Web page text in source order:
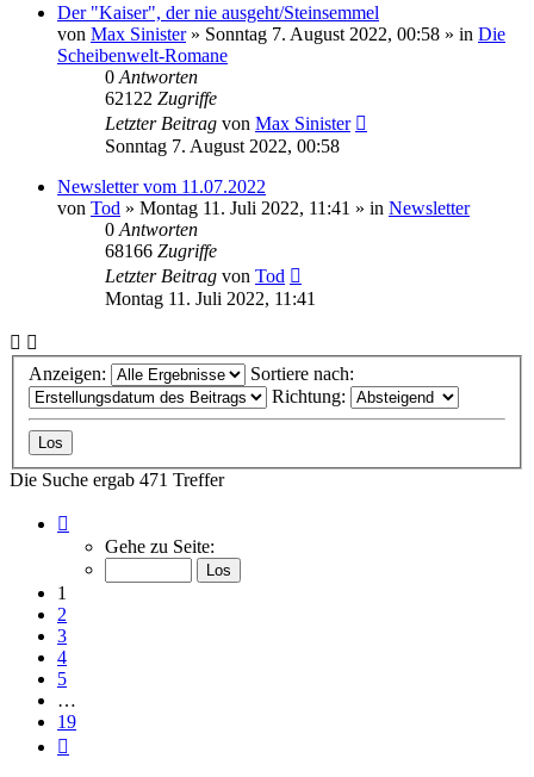
Der "Kaiser", der nie ausgeht/Steinsemmel
von Max Sinister» Sonntag 7. August 2022, 00:58 » in Die
Scheibenwelt-Romane
0 Antworten
62122 Zugriffe
Letzter Beitrag von Max Sinister
Sonntag 7. August 2022, 00:58
Newsletter vom 11.07.2022
von Tod » Montag 11. Juli 2022, 11:41 » in Newsletter
0 Antworten
68166 Zugriffe
Letzter Beitrag von Tod
Montag 11. Juli 2022, 11:41
Anzeigen:
Sortiere nach:
Richtung:
Die Suche ergab 471 Treffer
von
Gehe zu Seite:
1
2
3
4
5
…
19